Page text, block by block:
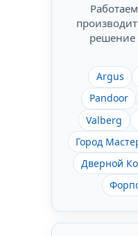
решение
Argus
Pandoor
Valberg
Город
Дверной